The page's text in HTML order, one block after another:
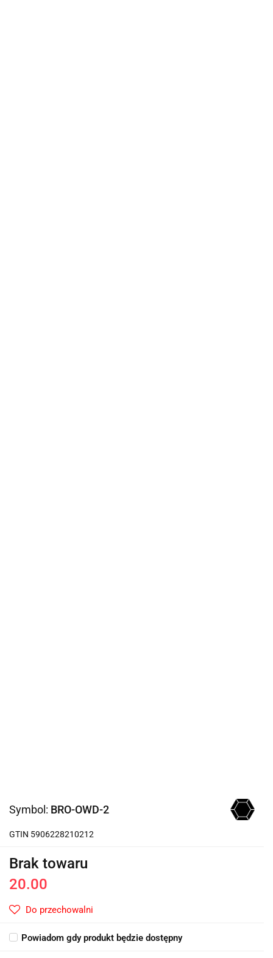
Symbol: BRO-OWD-2
GTIN 5906228210212
Brak towaru
20.00
Do przechowalni
Powiadom gdy produkt będzie dostępny